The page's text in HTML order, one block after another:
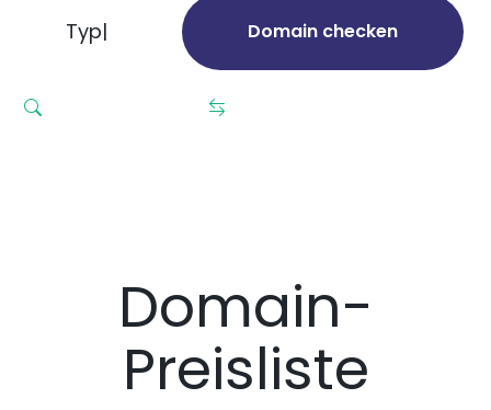
Domain checken
Domain-
Preisliste